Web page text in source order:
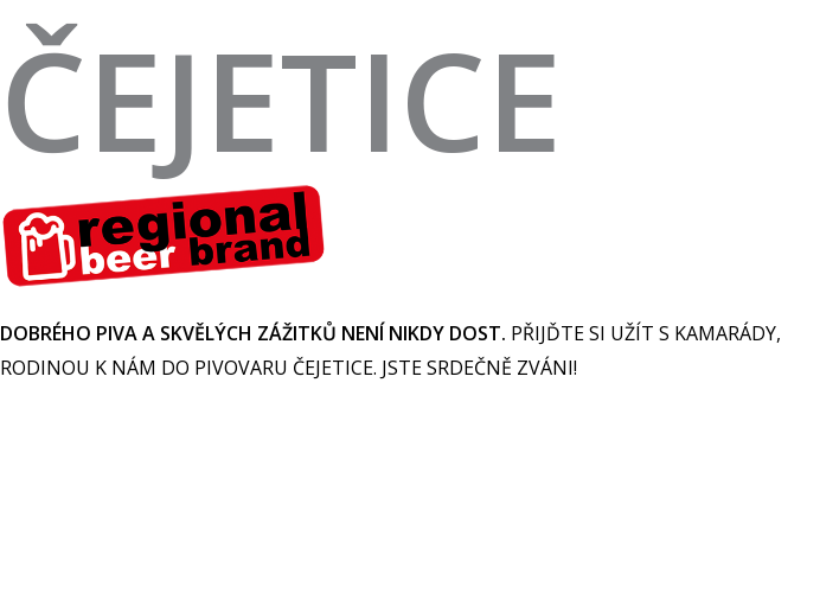
ČEJETICE
DOBRÉHO PIVA A SKVĚLÝCH ZÁŽITKŮ NENÍ NIKDY DOST. PŘIJĎTE SI UŽÍT S KAMARÁDY,
RODINOU K NÁM DO PIVOVARU ČEJETICE. JSTE SRDEČNĚ ZVÁNI!